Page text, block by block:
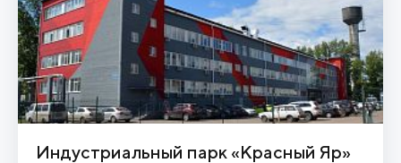
Индустриальный парк «Красный Яр»